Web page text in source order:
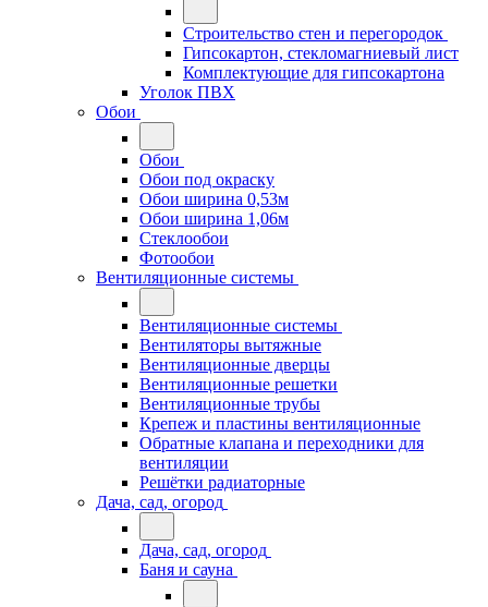
Строительство стен и перегородок
Гипсокартон, стекломагниевый лист
Комплектующие для гипсокартона
Уголок ПВХ
Обои
Обои
Обои под окраску
Обои ширина 0,53м
Обои ширина 1,06м
Стеклообои
Фотообои
Вентиляционные системы
Вентиляционные системы
Вентиляторы вытяжные
Вентиляционные дверцы
Вентиляционные решетки
Вентиляционные трубы
Крепеж и пластины вентиляционные
Обратные клапана и переходники для
вентиляции
Решётки радиаторные
Дача, сад, огород
Дача, сад, огород
Баня и сауна